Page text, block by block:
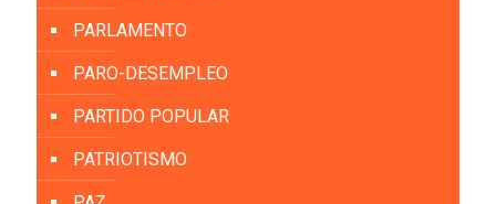
PARLAMENTO
PARO-DESEMPLEO
PARTIDO POPULAR
PATRIOTISMO